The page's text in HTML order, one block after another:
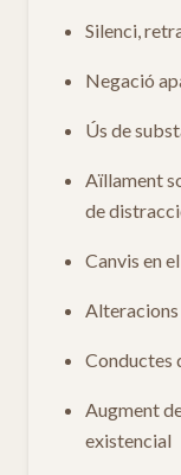
Silenci,
Negació
Ús de
Aïllament
de
Canvis en
Alteracions
Conductes
Augment
existencial